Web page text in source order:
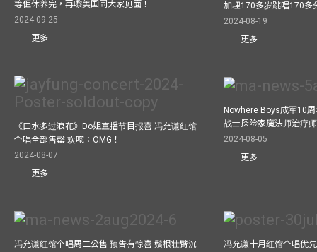
等佢休养完，再嚟美国同大家见面！
2024-09-25
更多
加埋170多岁跳唱170多
2024-08-19
更多
《口水多过浪花》Do姐直播节目报喜 冯允谦红馆
个唱全部售罄 欢唿：OMG！
2024-08-07
更多
Nowhere Boys成军10
战士探险家魔法师治疗
2024-08-05
更多
冯允谦红馆个唱周二公售 预告有惊喜 鬚根壮臂沉
冯允谦十月红馆个唱优